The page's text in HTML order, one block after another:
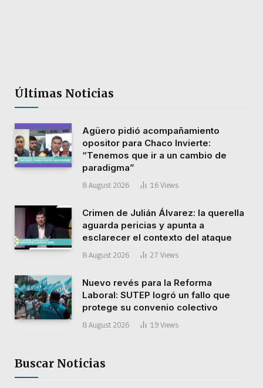
Últimas Noticias
Agüero pidió acompañamiento
opositor para Chaco Invierte:
“Tenemos que ir a un cambio de
paradigma”
8 August 2026 16 Views
Crimen de Julián Álvarez: la querella
aguarda pericias y apunta a
esclarecer el contexto del ataque
8 August 2026 27 Views
Nuevo revés para la Reforma
Laboral: SUTEP logró un fallo que
protege su convenio colectivo
8 August 2026 19 Views
Buscar Noticias